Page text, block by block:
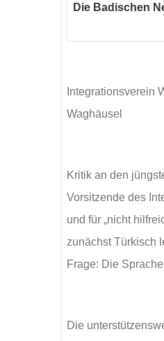
Die Badischen
Integrationsverein
Waghäusel
Kritik an den
Vorsitzende des
und für „nicht
zunächst Türkisch
Frage: Die
Die